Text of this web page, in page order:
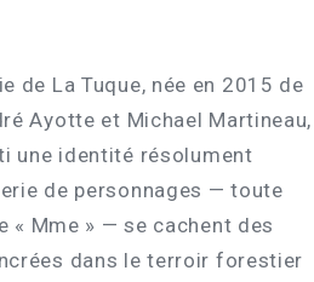
de La Tuque, née en 2015 de
Ayotte et Michael Martineau,
une identité résolument
de personnages — toute
« Mme » — se cachent des
dans le terroir forestier